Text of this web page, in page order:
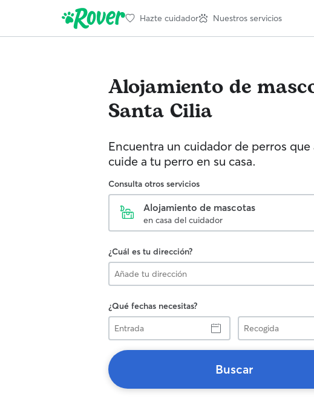
Hazte cuidador Nuestros servicios
Alojamiento de
Santa Cilia
Encuentra un cuidador de perros que
cuide a tu perro en su casa.
Consulta otros servicios
Alojamiento de mascotas
en casa del cuidador
¿Cuál es tu dirección?
¿Qué fechas necesitas?
Entrada
Recogida
Buscar